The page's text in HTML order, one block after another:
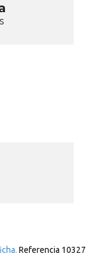
Referencia 10327